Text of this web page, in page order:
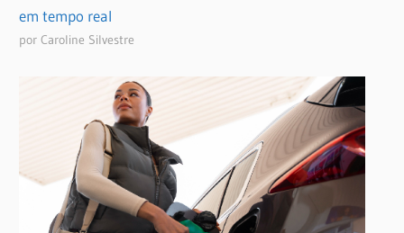
em tempo real
por Caroline Silvestre